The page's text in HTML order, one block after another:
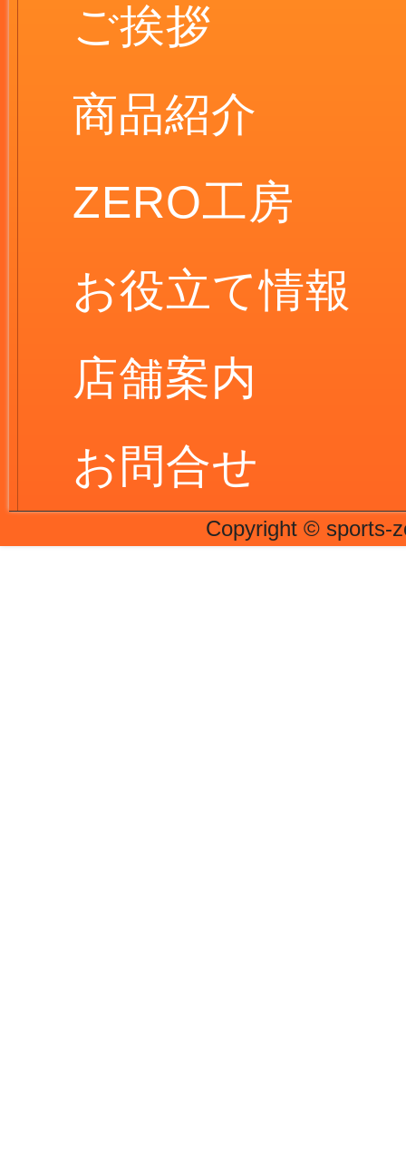
ご挨拶
商品紹介
ZERO工房
お役立て情報
店舗案内
お問合せ
Copyright © sports-